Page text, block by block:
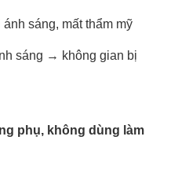
sáng, mất thẩm mỹ
sáng → không gian bị
phụ, không dùng làm